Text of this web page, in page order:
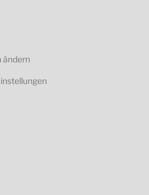
ändern